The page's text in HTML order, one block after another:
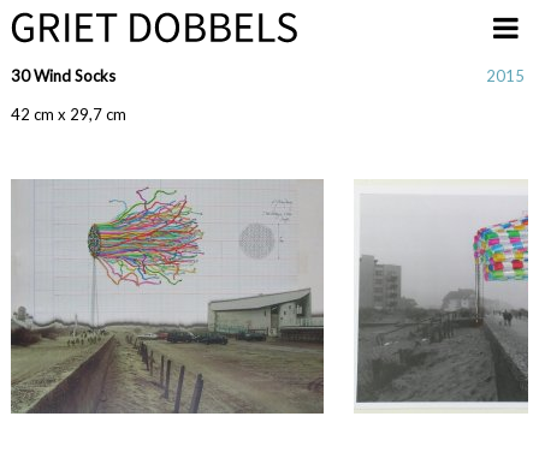
Overslaan en naar de inhoud gaan
30 Wind Socks
2015
42 cm x 29,7 cm